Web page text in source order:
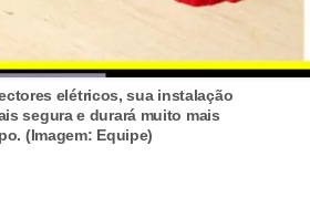
elétricos, sua instalação
segura e durará muito mais
(Imagem: Equipe)